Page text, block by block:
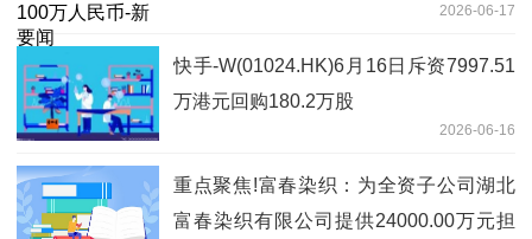
2026-06-17
快手-W(01024.HK)6月16日斥资7997.51
万港元回购180.2万股
2026-06-16
重点聚焦!富春染织：为全资子公司湖北
富春染织有限公司提供24000.00万元担